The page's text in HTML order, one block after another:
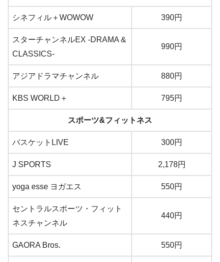
シネフィル＋WOWOW 390円
スターチャンネルEX -DRAMA &
CLASSICS-
990円
アジアドラマチャンネル 880円
KBS WORLD＋ 795円
スポーツ&フィットネス
バスケットLIVE 300円
J SPORTS 2,178円
yoga esse ヨガエス 550円
セントラルスポーツ・フィット
ネスチャンネル
440円
GAORA Bros. 550円